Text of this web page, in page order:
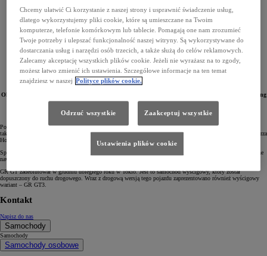
Okładkę nowej edycji gry wyścigowej Forza Horizon 6 zdobi flagowy model TOYOTA GAZOO Racing
– GR GT. Jest to samochód wyścigowy, który jest także dopuszczony do ruchu drogowego. Powstał
z motorsportu.
Pokazany niedawno GR GT – flagowy model TOYOTA GAZOO Racing (TGR) – już niedługo zadebiutuje
także w świecie gamingu. Sportowe coupé jest głównym elementem zaprezentowanej właśnie okładki gry Forza
Horizon 6. Najnowsza odsłona produkcji Microsoftu jeszcze w tym roku trafi na rynek.
Sportowy GR GT w kolorze czerwonym znalazł się w samym centrum artystycznej grafiki. W tle widać liczne
nawiązania do Japonii – od stoków góry Fuji po kwitnące wiśnie.
GR GT zadebiutował w grudniu ubiegłego roku w Tokio. Jest to samochód wyścigowy, który został
dopuszczony do ruchu drogowego. Wraz z drogową wersją tego pojazdu zaprezentowano również wyścigowy
wariant – GR GT3.
Kontakt
Napisz do nas
Samochody
Samochody
Samochody osobowe
Chcemy ułatwić Ci korzystanie z naszej strony i usprawnić świadczenie usług,
dlatego wykorzystujemy pliki cookie, które są umieszczane na Twoim
komputerze, telefonie komórkowym lub tablecie. Pomagają one nam zrozumieć
Twoje potrzeby i ulepszać funkcjonalność naszej witryny. Są wykorzystywane do
dostarczania usług i narzędzi osób trzecich, a także służą do celów reklamowych.
Zalecamy akceptację wszystkich plików cookie. Jeżeli nie wyrażasz na to zgody,
możesz łatwo zmienić ich ustawienia. Szczegółowe informacje na ten temat
znajdziesz w naszej Polityce plików cookie.
Odrzuć wszystkie Zaakceptuj wszystkie
Ustawienia plików cookie